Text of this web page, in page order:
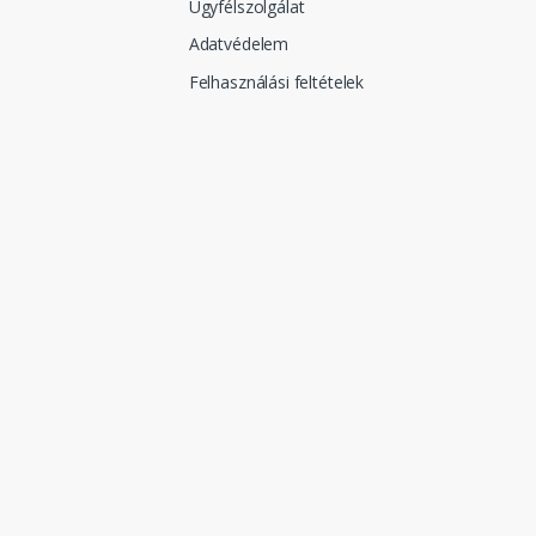
Ügyfélszolgálat
Adatvédelem
Felhasználási feltételek